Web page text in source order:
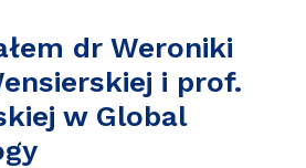
dr Weroniki
i prof.
w Global